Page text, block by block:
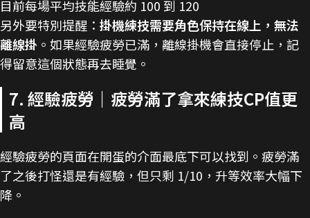
目前每場平均技能經驗約 100 到 120
另外要特別提醒： 掛機練技需要角色保持在線上，無法
離線掛 。如果經驗疲勞已滿，離線掛機會直接停止，記
得留意這個狀態再去睡覺。
7. 經驗疲勞｜疲勞滿了拿來練技CP值更
高
經驗疲勞的頁面在開蛋的介面最底下可以找到。疲勞滿
了之後打怪還是有經驗，但只剩 1/10，升等效率大幅下
降。